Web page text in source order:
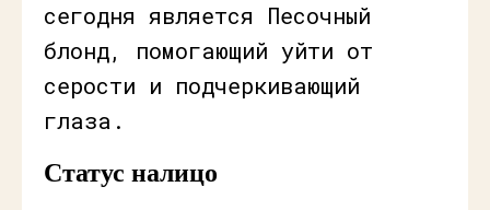
сегодня является Песочный
блонд, помогающий уйти от
серости и подчеркивающий
глаза.
Статус налицо